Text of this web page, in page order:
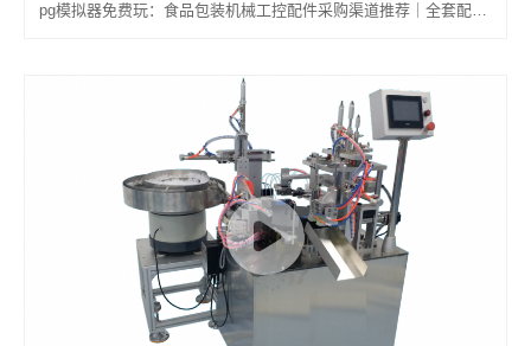
pg模拟器免费玩：食品包装机械工控配件采购渠道推荐｜全套配件选购指南